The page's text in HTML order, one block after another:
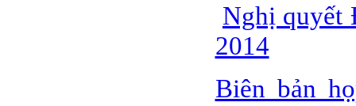
Nghị quyết
2014
Biên bản